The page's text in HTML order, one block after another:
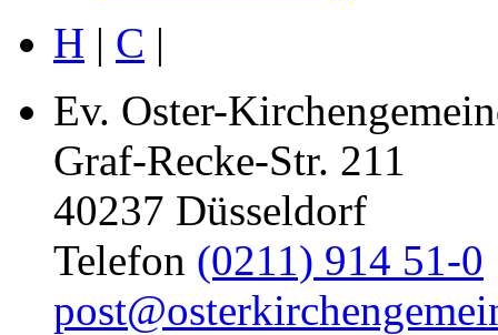
H | C |
Ev. Oster-
Graf-Recke-Str. 211
40237 Düsseldorf
Telefon (0211) 914 51-0